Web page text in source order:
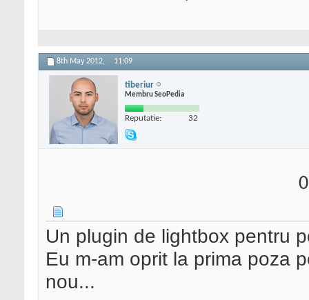
8th May 2012, 11:09
tiberiur
Membru SeoPedia
Reputatie: 32
Un plugin de lightbox pentru
Eu m-am oprit la prima poza
nou...